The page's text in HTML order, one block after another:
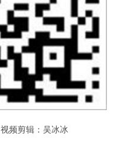
视频剪辑：吴冰冰